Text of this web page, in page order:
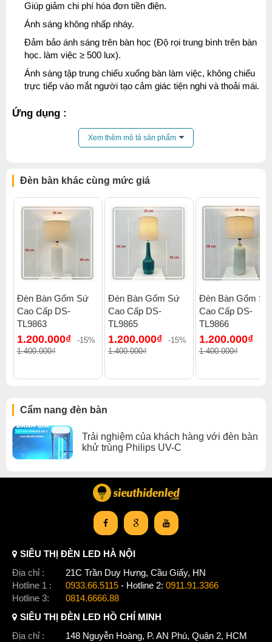
Giúp giảm chi phí hóa đơn tiền điện.
Ánh sáng không nhấp nháy.
Đảm bảo ánh sáng trên bàn học (Độ rọi trung bình trên bàn
học. làm việc ≥ 500 lux).
Ánh sáng tập trung chiếu xuống bàn làm việc, không chiếu
trực tiếp vào mắt người tạo cảm giác tiện nghi và thoải mái.
Ứng dụng :
Chiếu sáng không gian làm việc.
Xem thêm mô tả sản phẩm
Đèn bàn khác cùng mức giá
Đèn Bàn Gốm Sứ
Cao Cấp DS-
TL9863
1.200.000₫
-15%
1.400.000₫
Đèn Bàn Gốm Sứ
Cao Cấp DS-
TL9865
1.200.000₫
-15%
1.400.000₫
Đèn Bàn Gốm Sứ
Cao Cấp DS-
TL9866
1.200.000₫
-
1.400.000₫
Cẩm nang đèn bàn
Trải nghiệm của khách hàng với đèn bàn
khử trùng Philips UV-C
SIÊU THỊ ĐÈN LED HÀ NỘI
Địa chỉ :
21C Trần Duy Hưng, Cầu Giấy, HN
Hotline 1 :
0933.66.5115 - Hotline 2: 0911.91.3366
Hotline 3:
0814.6666.88
SIÊU THỊ ĐÈN LED HỒ CHÍ MINH
Địa chỉ :
148 Nguyễn Hoàng, P. AN Phú, Quận 2, HCM